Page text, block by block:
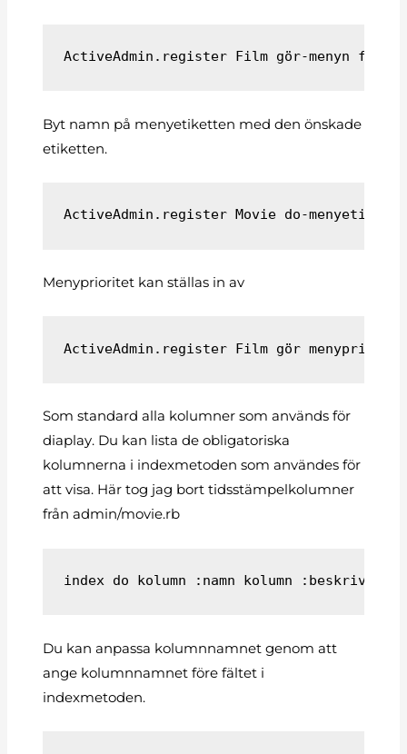
ActiveAdmin.register Film gör-menyn
Byt namn på menyetiketten med den önskade
etiketten.
ActiveAdmin.register Movie do-
Menyprioritet kan ställas in av
ActiveAdmin.register Film gör
Som standard alla kolumner som används för
diaplay. Du kan lista de obligatoriska
kolumnerna i indexmetoden som användes för
att visa. Här tog jag bort tidsstämpelkolumner
från admin/movie.rb
index do kolumn :namn kolumn
Du kan anpassa kolumnnamnet genom att
ange kolumnnamnet före fältet i
indexmetoden.